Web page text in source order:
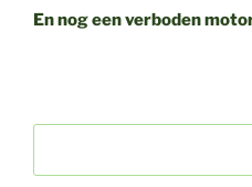
bericht
En nog een verboden